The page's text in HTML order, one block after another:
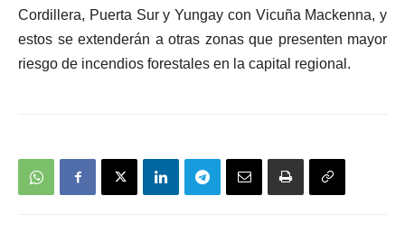
Cordillera, Puerta Sur y Yungay con Vicuña Mackenna, y
estos se extenderán a otras zonas que presenten mayor
riesgo de incendios forestales en la capital regional.